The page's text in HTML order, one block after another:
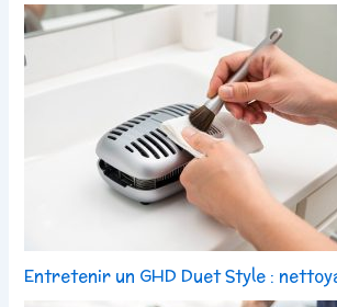
Entretenir un GHD Duet Style :